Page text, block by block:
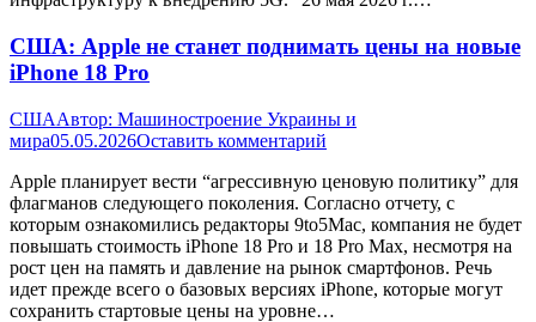
США: Apple не станет поднимать цены на новые
iPhone 18 Pro
СШААвтор: Машиностроение Украины и
мира05.05.2026Оставить комментарий
Apple планирует вести “агрессивную ценовую политику” для
флагманов следующего поколения. Согласно отчету, с
которым ознакомились редакторы 9to5Mac, компания не будет
повышать стоимость iPhone 18 Pro и 18 Pro Maх, несмотря на
рост цен на память и давление на рынок смартфонов. Речь
идет прежде всего о базовых версиях iPhone, которые могут
сохранить стартовые цены на уровне…